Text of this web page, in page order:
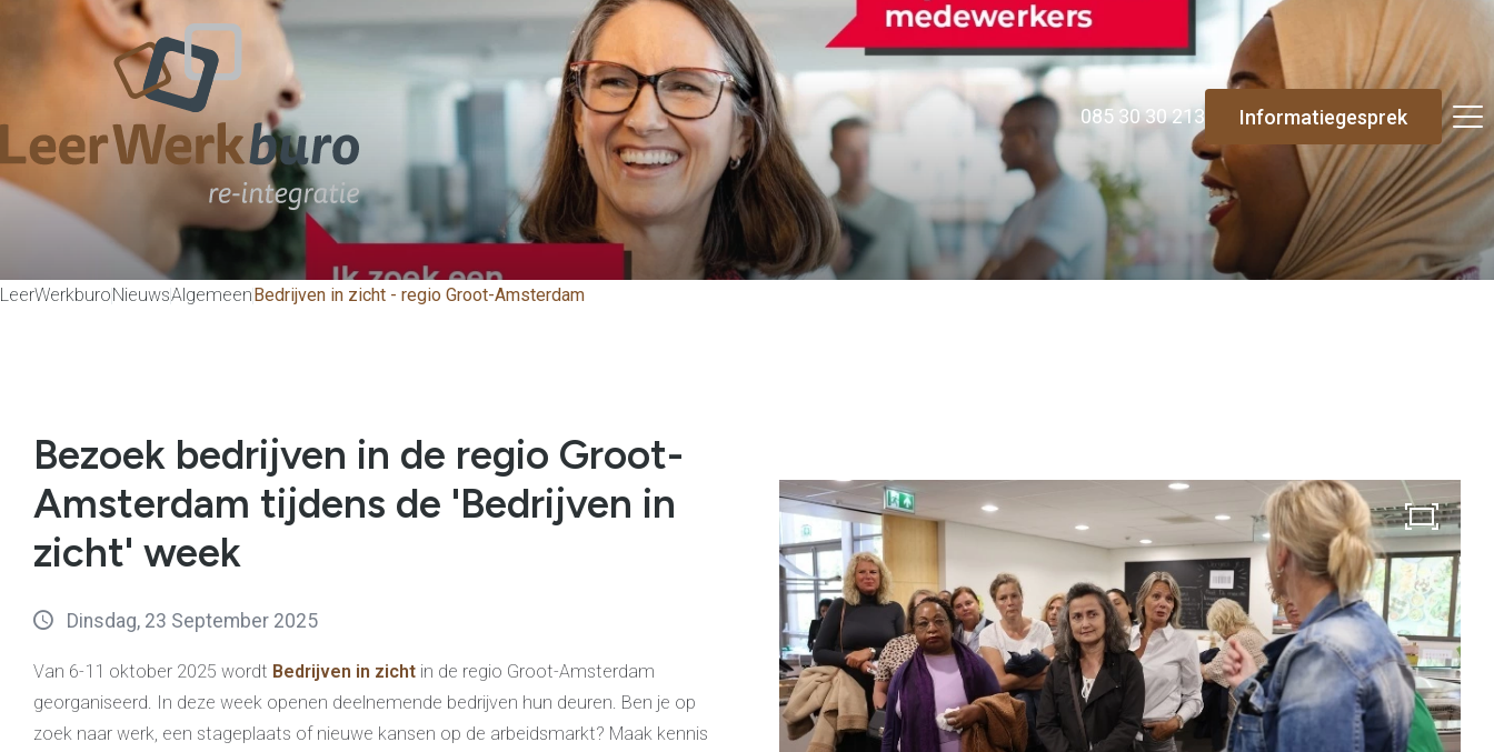
085 30 30 213 Informatiegesprek
Re-integratie
Modulaire dienstverlening
WerkFit maken re-integratie
WerkFit in combinatie met Budgetcoaching
NaarWerk re-integratie
WerkBehoud
Starten als zelfstandige
Budgetcoaching
Jobcenter & jobhunting
Loopbaancoaching
Ons testcentrum
Uitkeringsinstantie
LeerWerkburoNieuwsAlgemeenBedrijven in zicht - regio Groot-Amsterdam
Bezoek bedrijven in de regio Groot-
Amsterdam tijdens de 'Bedrijven in
zicht' week
Dinsdag, 23 September 2025
Van 6-11 oktober 2025 wordt Bedrijven in zicht in de regio Groot-Amsterdam
georganiseerd. In deze week openen deelnemende bedrijven hun deuren. Ben je op
zoek naar werk, een stageplaats of nieuwe kansen op de arbeidsmarkt? Maak kennis